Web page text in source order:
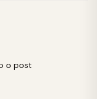
o post